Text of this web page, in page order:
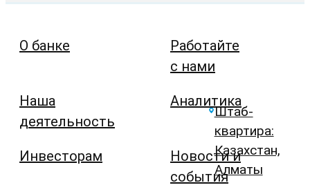
О банке
Наша
деятельность
Инвесторам
Работайте
с нами
Аналитика
Новости и
события
Штаб-
квартира:
Казахстан,
Алматы